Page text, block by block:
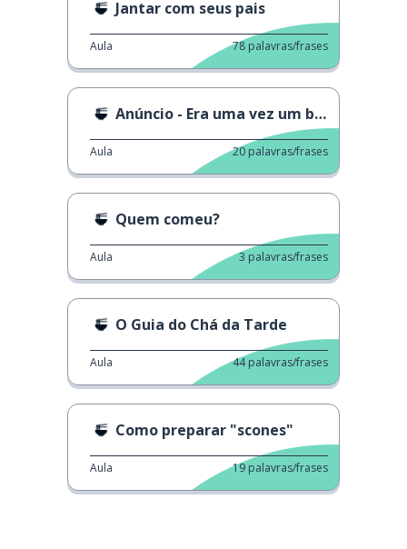
Jantar com seus pais
Aula 78 palavras/frases
Anúncio - Era uma vez um bolo
Aula 20 palavras/frases
Quem comeu?
Aula 3 palavras/frases
O Guia do Chá da Tarde
Aula 44 palavras/frases
Como preparar "scones"
Aula 19 palavras/frases